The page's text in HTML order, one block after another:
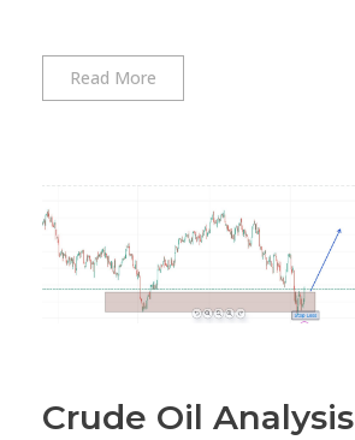
Read More
Crude Oil Analysis